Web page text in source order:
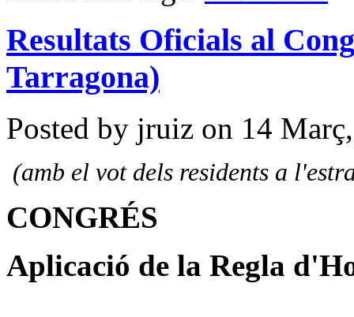
Resultats Oficials al
Tarragona)
Posted by jruiz on 14
(amb el vot dels residents a
CONGRÉS
Aplicació de la Regla